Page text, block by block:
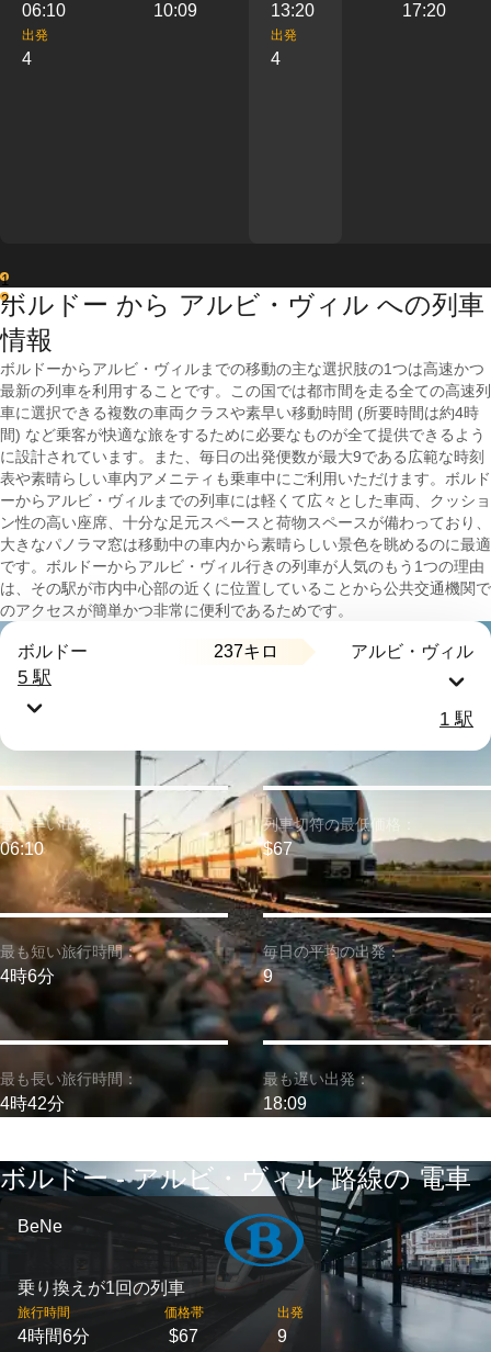
06:10 10:09
出発
4
13:20 17:20
出発
4
1
2
ボルドー から アルビ・ヴィル への列車
情報
ボルドーからアルビ・ヴィルまでの移動の主な選択肢の1つは高速かつ
最新の列車を利用することです。この国では都市間を走る全ての高速列
車に選択できる複数の車両クラスや素早い移動時間 (所要時間は約4時
間) など乗客が快適な旅をするために必要なものが全て提供できるよう
に設計されています。また、毎日の出発便数が最大9である広範な時刻
表や素晴らしい車内アメニティも乗車中にご利用いただけます。ボルド
ーからアルビ・ヴィルまでの列車には軽くて広々とした車両、クッショ
ン性の高い座席、十分な足元スペースと荷物スペースが備わっており、
大きなパノラマ窓は移動中の車内から素晴らしい景色を眺めるのに最適
です。ボルドーからアルビ・ヴィル行きの列車が人気のもう1つの理由
は、その駅が市内中心部の近くに位置していることから公共交通機関で
のアクセスが簡単かつ非常に便利であるためです。
ボルドー 237キロ アルビ・ヴィル
5 駅
1 駅
最も短い旅行時間：
4時6分
最も早い出発：
06:10
最も長い旅行時間：
4時42分
列車切符の最低価格：
$67
毎日の平均の出発：
9
最も遅い出発：
18:09
ボルドー - アルビ・ヴィル 路線の 電車
BeNe
乗り換えが1回の列車
旅行時間
4時間6分
価格帯
$67
出発
9